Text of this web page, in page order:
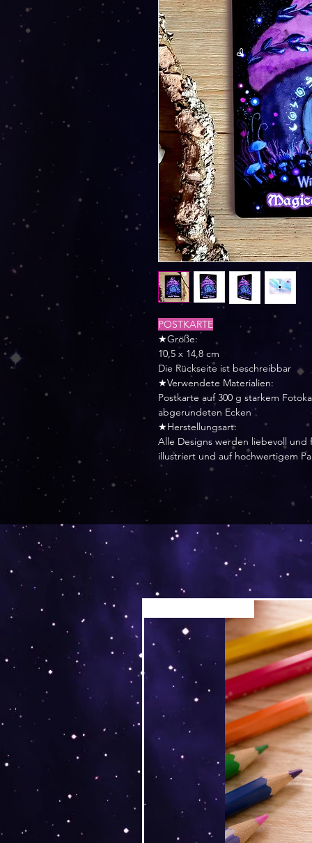
POSTKARTE
★Größe:
10,5 x 14,8 cm
Die Rückseite ist beschreibbar
★Verwendete Materialien:
Postkarte auf 300 g starkem
abgerundeten Ecken
★Herstellungsart:
Alle Designs werden liebevoll
illustriert und auf hochwertigem